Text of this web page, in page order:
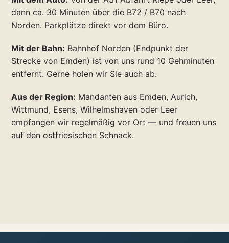
dann ca. 30 Minuten über die B72 / B70 nach
Norden. Parkplätze direkt vor dem Büro.
Mit der Bahn: Bahnhof Norden (Endpunkt der
Strecke von Emden) ist von uns rund 10 Gehminuten
entfernt. Gerne holen wir Sie auch ab.
Aus der Region: Mandanten aus Emden, Aurich,
Wittmund, Esens, Wilhelmshaven oder Leer
empfangen wir regelmäßig vor Ort — und freuen uns
auf den ostfriesischen Schnack.